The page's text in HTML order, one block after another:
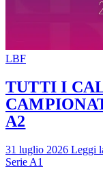
LBF
TUTTI I
A2
31 luglio 2026 Leggi
Serie A1